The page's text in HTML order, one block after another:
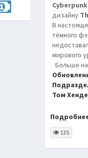
Cyberpunk
дизайну
В
тёмного
мирового
Больше
Том
135